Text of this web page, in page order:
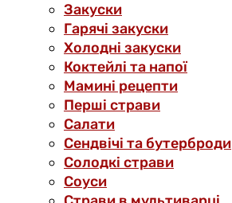
Закуски
Гарячі закуски
Холодні закуски
Коктейлі та напої
Мамині рецепти
Перші страви
Салати
Сендвічі та бутерброди
Солодкі страви
Соуси